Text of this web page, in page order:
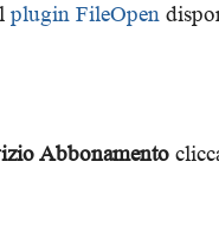
plugin FileOpen
Abbonamento